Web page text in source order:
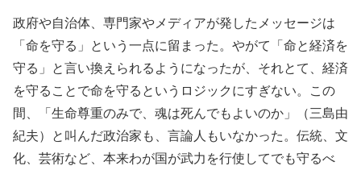
政府や自治体、専門家やメディアが発したメッセージは
「命を守る」という一点に留まった。やがて「命と経済を
守る」と言い換えられるようになったが、それとて、経済
を守ることで命を守るというロジックにすぎない。この
間、「生命尊重のみで、魂は死んでもよいのか」（三島由
紀夫）と叫んだ政治家も、言論人もいなかった。伝統、文
化、芸術など、本来わが国が武力を行使してでも守るべ